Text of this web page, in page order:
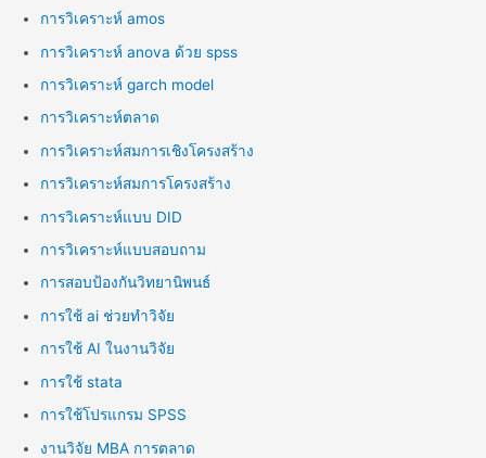
การวิเคราะห์ amos
การวิเคราะห์ anova ด้วย spss
การวิเคราะห์ garch model
การวิเคราะห์ตลาด
การวิเคราะห์สมการเชิงโครงสร้าง
การวิเคราะห์สมการโครงสร้าง
การวิเคราะห์แบบ DID
การวิเคราะห์แบบสอบถาม
การสอบป้องกันวิทยานิพนธ์
การใช้ ai ช่วยทำวิจัย
การใช้ AI ในงานวิจัย
การใช้ stata
การใช้โปรแกรม SPSS
งานวิจัย MBA การตลาด